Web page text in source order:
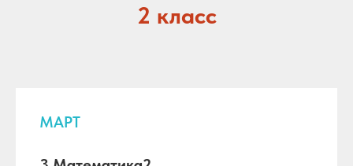
2 класс
МАРТ